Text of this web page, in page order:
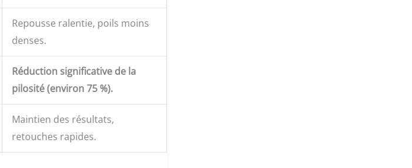
Repousse ralentie, poils moins
denses.
Réduction significative de la
pilosité (environ 75 %).
Maintien des résultats,
retouches rapides.